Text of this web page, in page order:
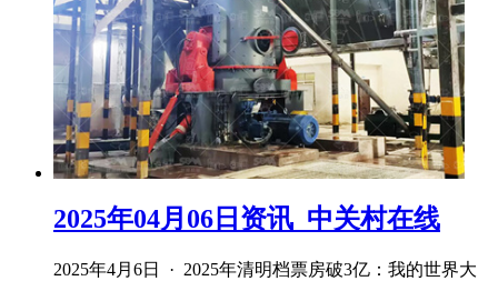
2025年04月06日资讯_中关村在线
2025年4月6日 · 2025年清明档票房破3亿：我的世界大